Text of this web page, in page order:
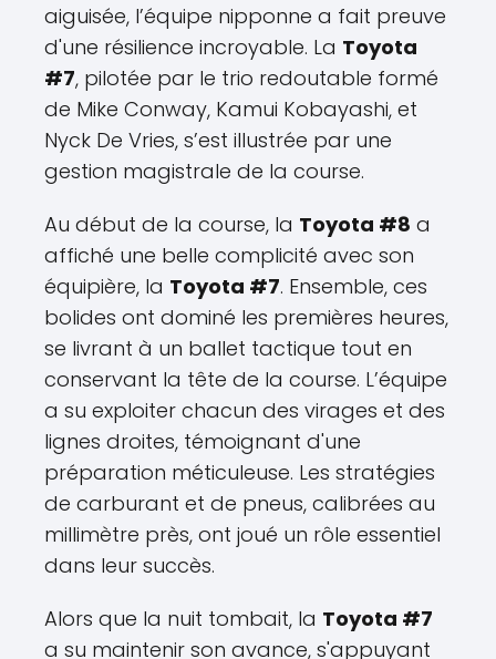
aiguisée, l’équipe nipponne a fait preuve
d'une résilience incroyable. La Toyota
#7, pilotée par le trio redoutable formé
de Mike Conway, Kamui Kobayashi, et
Nyck De Vries, s’est illustrée par une
gestion magistrale de la course.
Au début de la course, la Toyota #8 a
affiché une belle complicité avec son
équipière, la Toyota #7. Ensemble, ces
bolides ont dominé les premières heures,
se livrant à un ballet tactique tout en
conservant la tête de la course. L’équipe
a su exploiter chacun des virages et des
lignes droites, témoignant d'une
préparation méticuleuse. Les stratégies
de carburant et de pneus, calibrées au
millimètre près, ont joué un rôle essentiel
dans leur succès.
Alors que la nuit tombait, la Toyota #7
a su maintenir son avance, s'appuyant